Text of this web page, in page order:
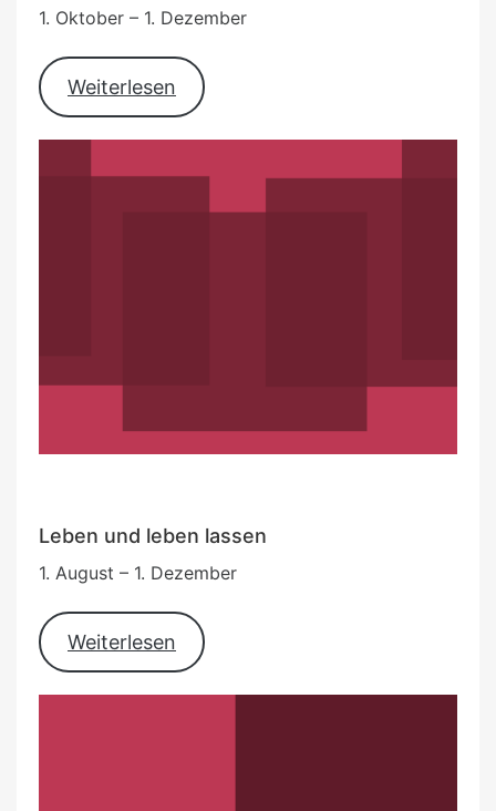
1. Oktober – 1. Dezember
Weiterlesen
Leben und leben lassen
1. August – 1. Dezember
Weiterlesen